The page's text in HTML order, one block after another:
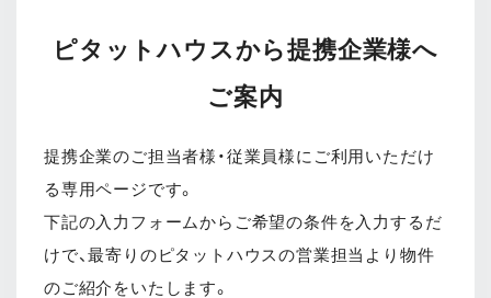
ピタットハウスから提携企業様へ
ご案内
提携企業のご担当者様・従業員様にご利用いただけ
る専用ページです。
下記の入力フォームからご希望の条件を入力するだ
けで、最寄りのピタットハウスの営業担当より物件
のご紹介をいたします。